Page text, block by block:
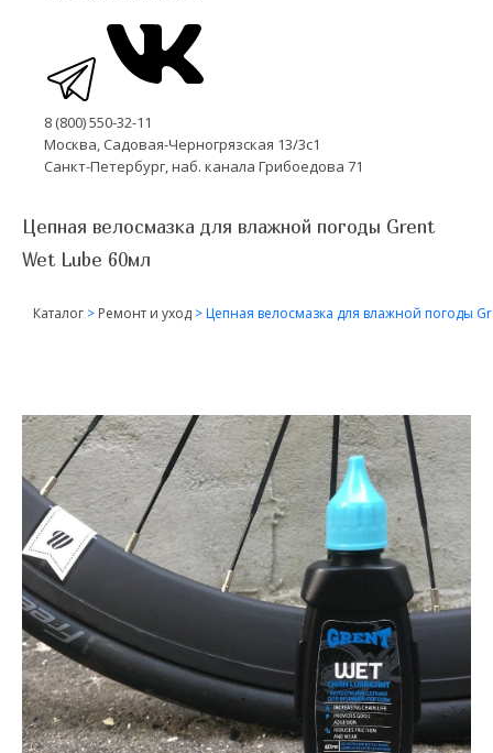
8 (800) 550-32-11
Москва, Садовая-Черногрязская 13/3с1
Санкт-Петербург, наб. канала Грибоедова 71
Цепная велосмазка для влажной погоды Grent
Wet Lube 60мл
Каталог > Ремонт и уход >Цепная велосмазка для влажной погоды